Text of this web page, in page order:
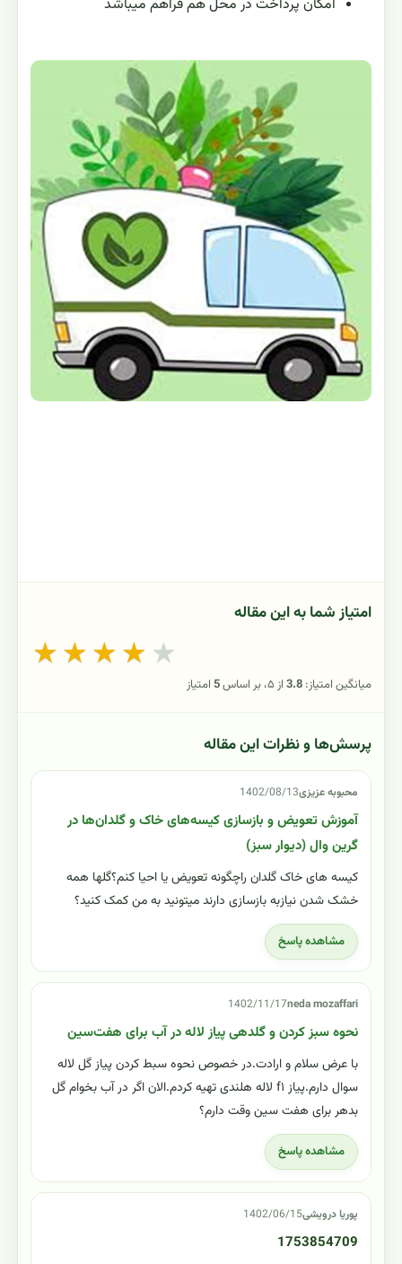
امکان پرداخت در محل هم فراهم میباشد
امتیاز شما به این مقاله
★ ★ ★ ★ ★
میانگین امتیاز: 3.8از ۵، بر اساس 5امتیاز
پرسش‌ها و نظرات این مقاله
محبوبه عزیزی1402/08/13
آموزش تعویض و بازسازی کیسه‌های خاک و گلدان‌ها در
گرین وال (دیوار سبز)
کیسه های خاک گلدان راچگونه تعویض یا احیا کنم؟گلها همه
خشک شدن نیازبه بازسازی دارند میتونید به من کمک کنید؟
مشاهده پاسخ
neda mozaffari
1402/11/17
نحوه سبز کردن و گلدهی پیاز لاله در آب برای هفت‌سین
با عرض سلام و ارادت.در خصوص نحوه سبط کردن پیاز گل لاله
سوال دارم.پیاز f۱ لاله هلندی تهیه کردم.الان اگر در آب بخوام گل
بدهر برای هفت سین وقت دارم؟
مشاهده پاسخ
پوریا درویشی1402/06/15
1753854709